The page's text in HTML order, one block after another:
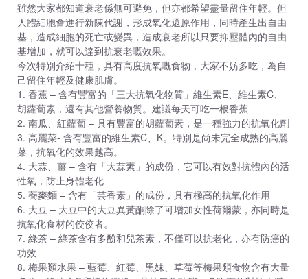
雖然大家都知道衰老係無可避免，但亦都希望盡量留住年輕。但
人體細胞會進行新陳代謝，形成氧化還原作用，同時產生出自由
基，造成細胞的死亡或變異，造成衰老所以只要抑壓體內的自由
基增加，就可以達到抗衰老嘅效果。
今次特別介紹十種，具有高度抗氧嘅食物，大家不妨多吃，為自
己留住年輕及健康肌膚。
1. 香蕉 – 含有豐富的「三大抗氧化物質」維生素E、維生素C、
胡蘿蔔素，還有其他營養物質。建議每天可吃一根香蕉
2. 南瓜、紅蘿蔔 – 具有豐富的胡蘿蔔素，是一種強力的抗氧化劑
3. 高麗菜- 含有豐富的維生素C、K。特別是尚未完全成熟的高麗
菜，抗氧化的效果越高。
4. 大蒜、薑 – 含有「大蒜素」的成份，它可以有效對抗體內的活
性氧，防止身體老化
5. 蕎麥麵 – 含有「芸香素」的成份，具有極高的抗氧化作用
6. 大豆 – 大豆中的大豆異黃酮除了可增加女性荷爾蒙，亦同時是
抗氧化食材的佼佼者。
7. 綠茶 – 綠茶含有多酚和兒茶素，不僅可以抗老化，亦有防癌的
功效
8. 梅果類水果 – 藍莓、紅莓、黑妹、草莓等梅果類食物含有大量